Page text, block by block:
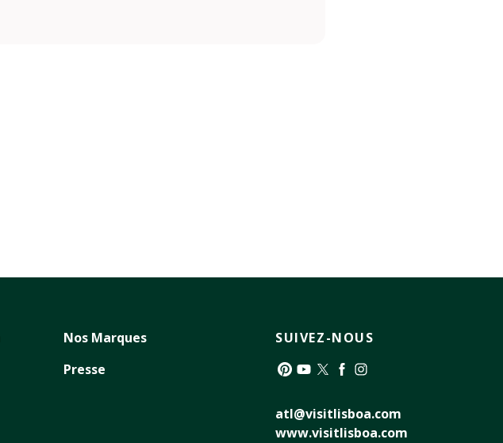
Nos Marques
Presse
SUIVEZ-NOUS
atl@visitlisboa.com
www.visitlisboa.com